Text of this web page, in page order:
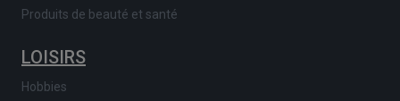
Produits de beauté et santé
LOISIRS
Hobbies